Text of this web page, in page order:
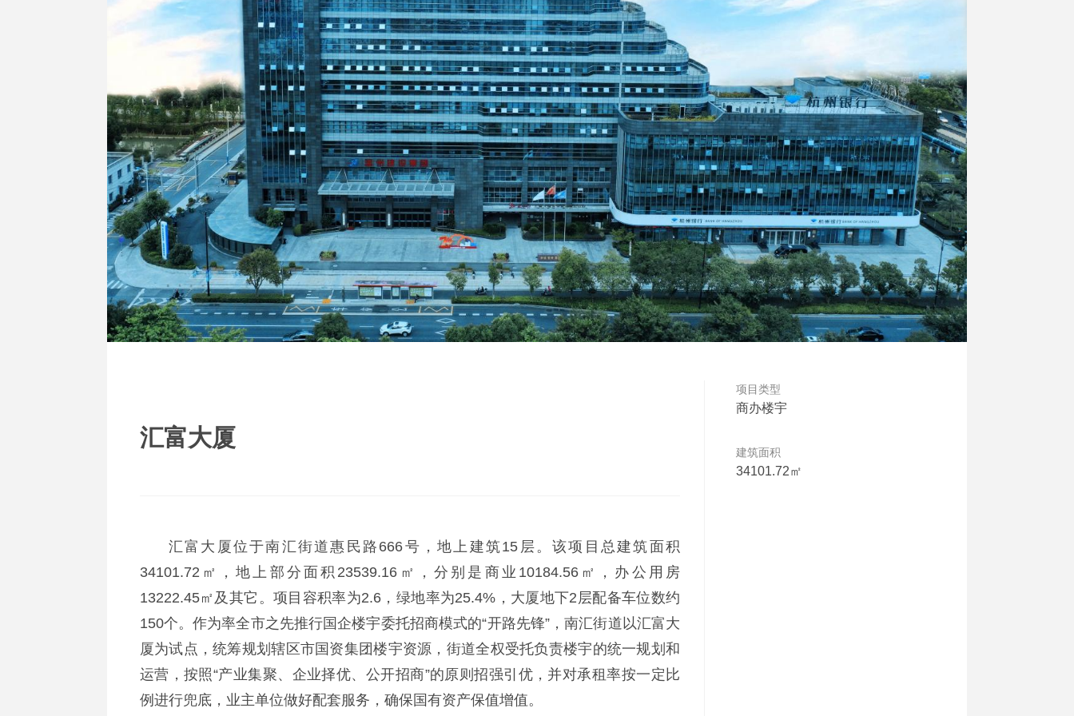
汇富大厦
汇富大厦位于南汇街道惠民路666号，地上建筑15层。该项目总建筑面积
34101.72㎡，地上部分面积23539.16㎡，分别是商业10184.56㎡，办公用房
13222.45㎡及其它。项目容积率为2.6，绿地率为25.4%，大厦地下2层配备车位数约
150个。作为率全市之先推行国企楼宇委托招商模式的“开路先锋”，南汇街道以汇富大
厦为试点，统筹规划辖区市国资集团楼宇资源，街道全权受托负责楼宇的统一规划和
运营，按照“产业集聚、企业择优、公开招商”的原则招强引优，并对承租率按一定比
例进行兜底，业主单位做好配套服务，确保国有资产保值增值。
项目类型
商办楼宇
建筑面积
34101.72㎡